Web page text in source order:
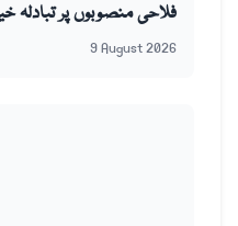
فلاحی منصوبوں پر تبادلہ
9 August 2026